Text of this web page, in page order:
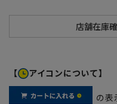
【 アイコンについて】
の表